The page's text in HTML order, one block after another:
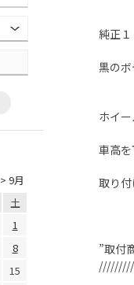
純正
黒の
ホイ
車高を
取り付
”取付
> 9月
土
1
8
15